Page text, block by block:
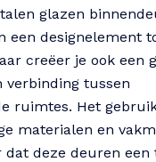
glazen
een designelement
creëer je ook een
verbinding tussen
ruimtes. Het
materialen en
dat deze deuren een